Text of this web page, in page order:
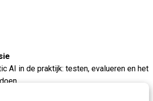
AI in de praktijk: testen, evalueren en het